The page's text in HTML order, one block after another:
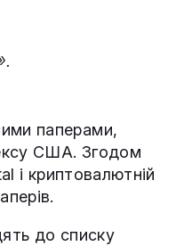
паперами,
США. Згодом
і криптовалютній
до списку